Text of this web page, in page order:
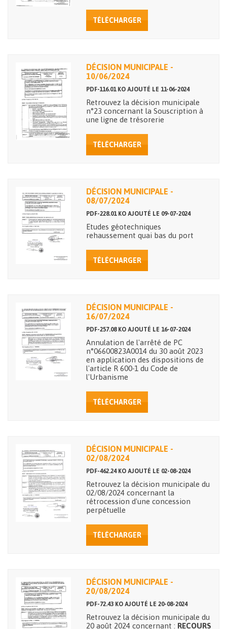
TÉLÉCHARGER
DÉCISION MUNICIPALE -
10/06/2024
PDF-116.01 KO AJOUTÉ LE 11-06-2024
Retrouvez la décision municipale
n°23 concernant la Souscription à
une ligne de trésorerie
TÉLÉCHARGER
DÉCISION MUNICIPALE -
08/07/2024
PDF-228.01 KO AJOUTÉ LE 09-07-2024
Etudes géotechniques
rehaussement quai bas du port
TÉLÉCHARGER
DÉCISION MUNICIPALE -
16/07/2024
PDF-257.08 KO AJOUTÉ LE 16-07-2024
Annulation de l'arrêté de PC
n°06600823A0014 du 30 août 2023
en application des dispositions de
l'article R 600-1 du Code de
l'Urbanisme
TÉLÉCHARGER
DÉCISION MUNICIPALE -
02/08/2024
PDF-462.24 KO AJOUTÉ LE 02-08-2024
Retrouvez la décision municipale du
02/08/2024 concernant la
rétrocession d'une concession
perpétuelle
TÉLÉCHARGER
DÉCISION MUNICIPALE -
20/08/2024
PDF-72.43 KO AJOUTÉ LE 20-08-2024
Retrouvez la décision municipale du
20 août 2024 concernant : RECOURS